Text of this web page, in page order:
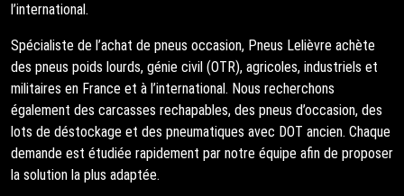
l’international.
Spécialiste de l’achat de pneus occasion, Pneus Lelièvre achète
des pneus poids lourds, génie civil (OTR), agricoles, industriels et
militaires en France et à l’international. Nous recherchons
également des carcasses rechapables, des pneus d’occasion, des
lots de déstockage et des pneumatiques avec DOT ancien. Chaque
demande est étudiée rapidement par notre équipe afin de proposer
la solution la plus adaptée.